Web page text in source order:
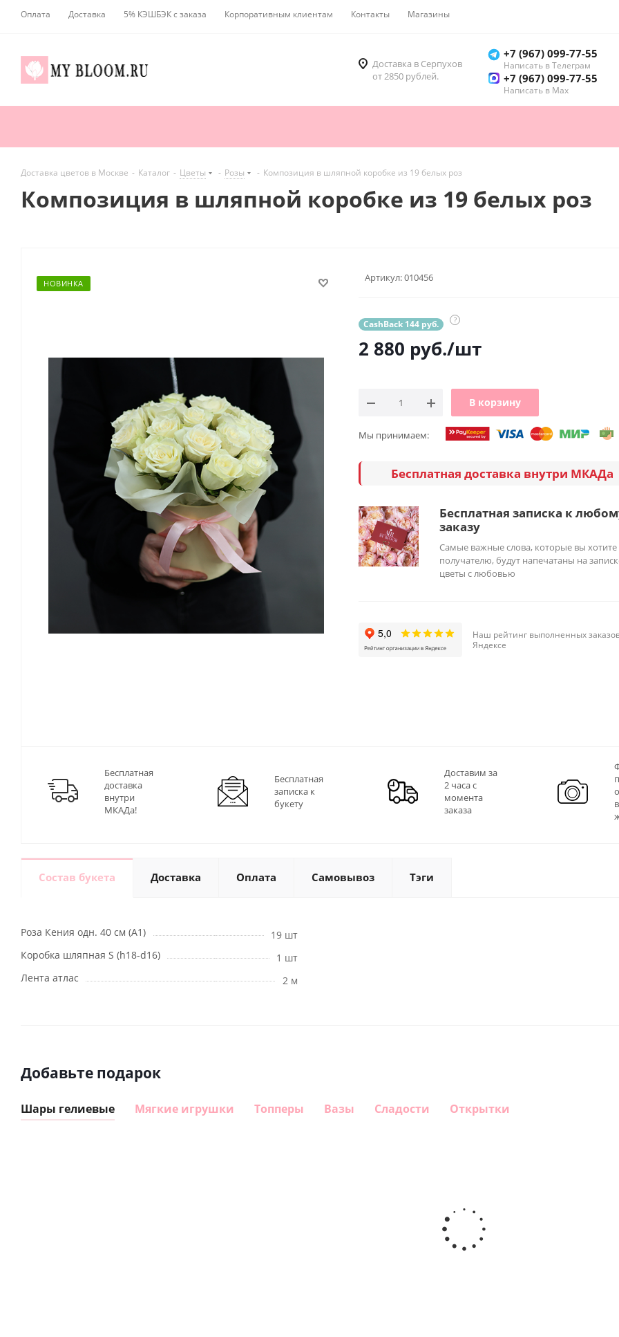
Оплата Доставка 5% КЭШБЭК с заказа Корпоративным клиентам Контакты Магазины
Доставка в Серпухов
от 2850 рублей.
+7 (967) 099-77-55
Написать в Телеграм
+7 (967) 099-77-55
Написать в Мах
Доставка цветов в Москве - Каталог - Цветы - Розы - Композиция в шляпной коробке из 19 белых роз
Композиция в шляпной коробке из 19 белых роз
НОВИНКА Артикул:010456
CashBack 144 руб. ?
2 880 руб./шт
В корзину
Мы принимаем:
Бесплатная доставка внутри МКАДа
Бесплатная записка к
заказу
Самые важные слова, которые вы хотите
получателю, будут напечатаны на
цветы с любовью
Наш рейтинг выполненных
Яндексе
Бесплатная
доставка
внутри
МКАДа!
Бесплатная
записка к
букету
Доставим за
2 часа с
момента
заказа
Состав букета Доставка Оплата Самовывоз Тэги
Роза Кения одн. 40 см (А1)
19 шт
Коробка шляпная S (h18-d16)
1 шт
Лента атлас
2 м
Добавьте подарок
Шары гелиевые Мягкие игрушки Топперы Вазы Сладости Открытки
гелиевый
цифра 1
(40х102